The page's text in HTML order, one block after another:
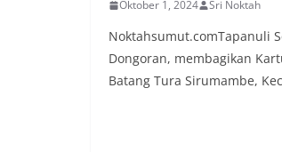
Oktober 1, 2024 Sri Noktah
Noktahsumut.comTapanuli
Dongoran, membagikan
Batang Tura Sirumambe,